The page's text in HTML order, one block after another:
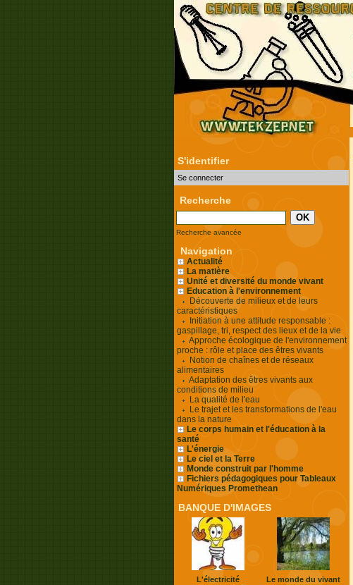
S'identifier
Se connecter
Recherche
Recherche avancée
Navigation
Actualité
La matière
Unité et diversité du monde vivant
Education à l'environnement
Découverte de milieux et de leurs
caractéristiques
Initiation à une attitude responsable :
gaspillage, tri, respect des lieux et de la vie
Approche écologique de l'environnement
proche : rôle et place des êtres vivants
Notion de chaînes et de réseaux
alimentaires
Adaptation des êtres vivants aux
conditions de milieu
La qualité de l'eau
Le trajet et les transformations de l'eau
dans la nature
Le corps humain et l'éducation à la
santé
L'énergie
Le ciel et la Terre
Monde construit par l'homme
Fichiers pédagogiques pour Tableaux
Numériques Promethean
BANQUE D'IMAGES
L'électricité Le monde du vivant